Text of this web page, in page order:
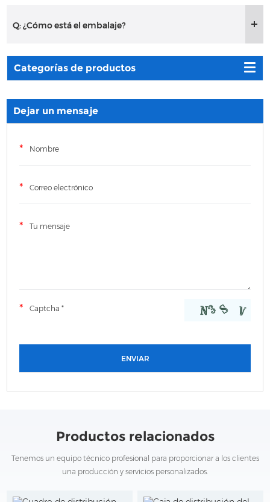
Q: ¿Cómo está el embalaje?
Categorías de productos
Dejar un mensaje
Productos relacionados
Tenemos un equipo técnico profesional para proporcionar a los clientes
una producción y servicios personalizados.